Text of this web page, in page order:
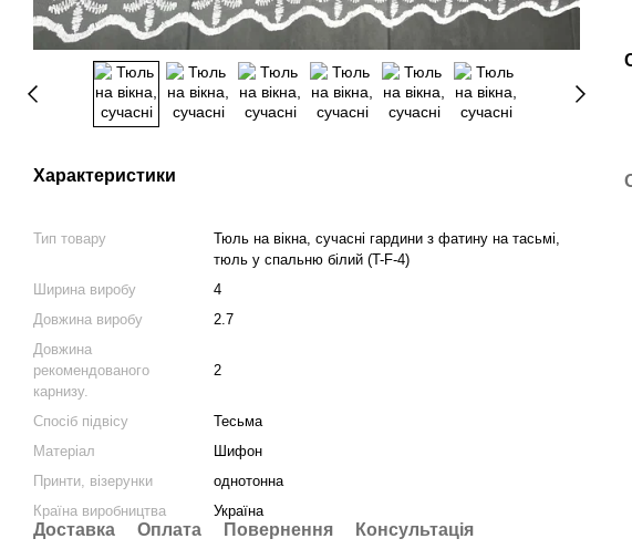
Характеристики
Тип товару
Тюль на вікна, сучасні гардини з фатину на тасьмі,
тюль у спальню білий (T-F-4)
Ширина виробу
4
Довжина виробу
2.7
Довжина
рекомендованого
карнизу.
2
Спосіб підвісу
Тесьма
Матеріал
Шифон
Принти, візерунки
однотонна
Країна виробництва
Україна
Доставка Оплата Повернення Консультація